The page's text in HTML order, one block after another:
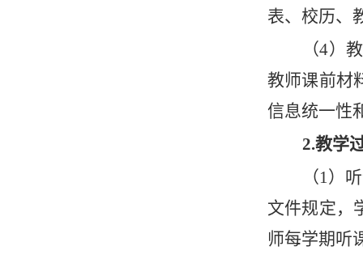
表、校历、
（4）
教师课前材
信息统一性
2.教学
（1）
文件规定，
师每学期听